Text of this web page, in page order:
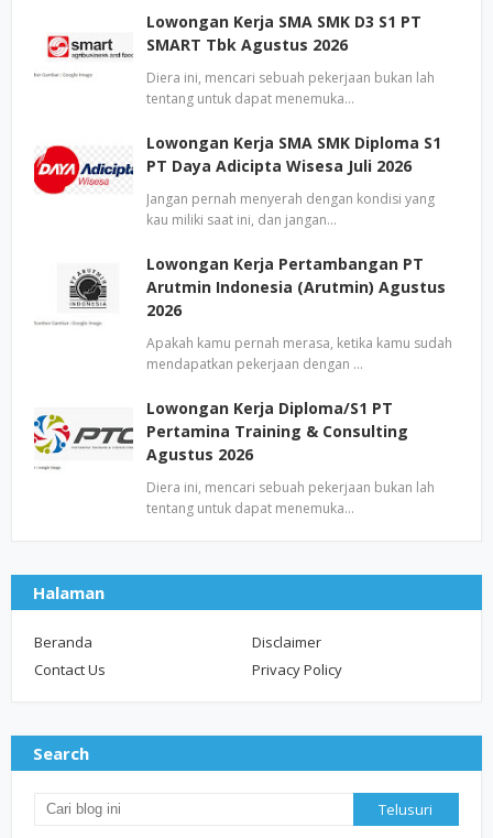
Lowongan Kerja SMA SMK D3 S1 PT
SMART Tbk Agustus 2026
Diera ini, mencari sebuah pekerjaan bukan lah
tentang untuk dapat menemuka…
Lowongan Kerja SMA SMK Diploma S1
PT Daya Adicipta Wisesa Juli 2026
Jangan pernah menyerah dengan kondisi yang
kau miliki saat ini, dan jangan…
Lowongan Kerja Pertambangan PT
Arutmin Indonesia (Arutmin) Agustus
2026
Apakah kamu pernah merasa, ketika kamu sudah
mendapatkan pekerjaan dengan …
Lowongan Kerja Diploma/S1 PT
Pertamina Training & Consulting
Agustus 2026
Diera ini, mencari sebuah pekerjaan bukan lah
tentang untuk dapat menemuka…
Halaman
Beranda
Disclaimer
Contact Us
Privacy Policy
Search